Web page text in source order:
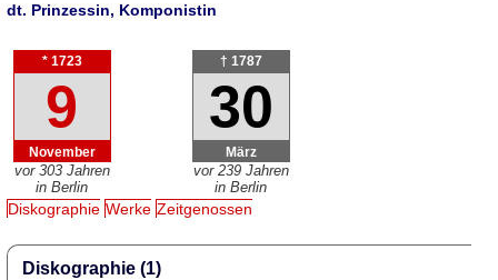
dt. Prinzessin, Komponistin
* 1723
9
November
vor 303 Jahren
in Berlin
† 1787
30
März
vor 239 Jahren
in Berlin
Diskographie Werke Zeitgenossen
Diskographie (1)